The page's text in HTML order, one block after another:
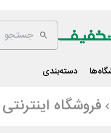
دسته‌بندی
فروشگاه اینترنتی